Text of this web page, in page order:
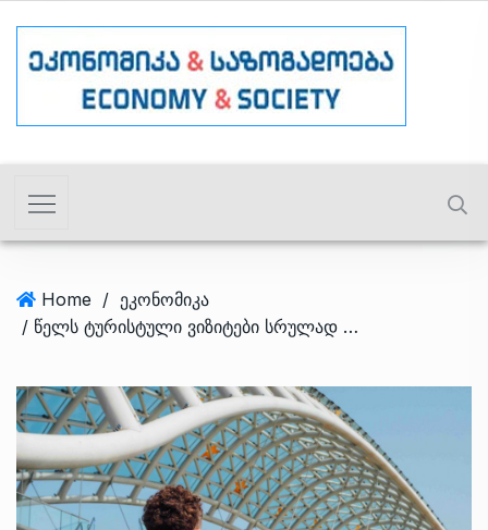
Home / ეკონომიკა
/ წელს ტურისტული ვიზიტები სრულად აღდგება – Galt & taggart